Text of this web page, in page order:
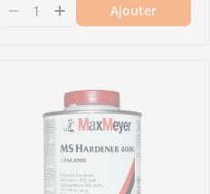
1-15 1-15
1-7520
époxy 1-7520
- Durcisseur lent
1.954.2545 -
Diminuer la quantité
Augmenter la
Ajouter